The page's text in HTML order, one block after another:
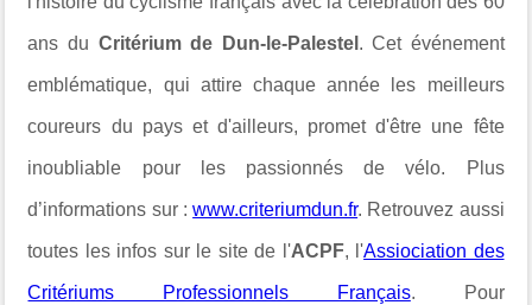
ans du Critérium de Dun-le-Palestel . Cet événement
emblématique, qui attire chaque année les meilleurs
coureurs du pays et d'ailleurs, promet d'être une fête
inoubliable pour les passionnés de vélo. Plus
d’informations sur :www.criteriumdun.fr. Retrouvez aussi
toutes les infos sur le site de l'ACPF, l'Assiociation des
Critériums Professionnels Français. Pour